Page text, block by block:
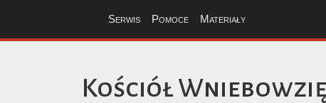
Serwis Pomoce Materiały
Kościół